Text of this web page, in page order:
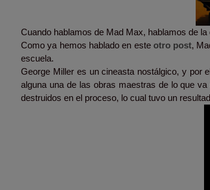
Cuando hablamos de Mad Max, hablamos de
Como ya hemos hablado en este otro post,
escuela.
George Miller es un cineasta nostálgico, y por
alguna una de las obras maestras de lo que
destruidos en el proceso, lo cual tuvo un